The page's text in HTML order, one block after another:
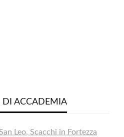
DI ACCADEMIA
Leo, Scacchi in Fortezza